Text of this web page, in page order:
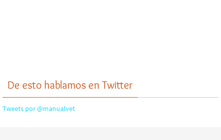
De esto hablamos en Twitter
Tweets por @manualvet